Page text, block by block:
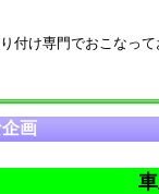
付け専門でおこなっ
画